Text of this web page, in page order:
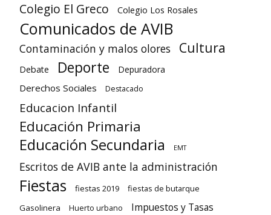
Colegio El Greco Colegio Los Rosales
Comunicados de AVIB
Contaminación y malos olores Cultura
Debate Deporte Depuradora
Derechos Sociales Destacado
Educacion Infantil
Educación Primaria
Educación Secundaria EMT
Escritos de AVIB ante la administración
Fiestas fiestas 2019
fiestas de butarque
Gasolinera
Huerto urbano Impuestos y Tasas